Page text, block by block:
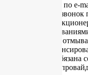
файлов по e-
провести видео-звонок
директоров и
о борьбе с
путём и
наша компания обязана
лицензирования